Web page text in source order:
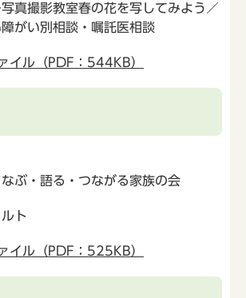
真撮影教室春の花を写してみよう／
がい別相談・嘱託医相談
イル（PDF：544KB）
ぶ・語る・つながる家族の会
ト
イル（PDF：525KB）